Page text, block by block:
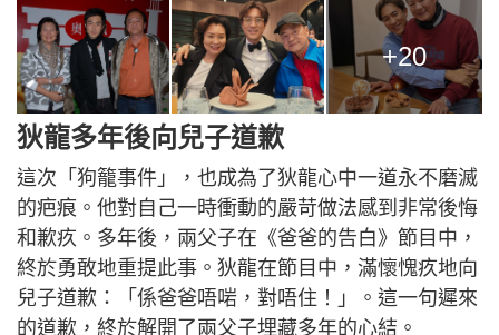
+20
狄龍多年後向兒子道歉
這次「狗籠事件」，也成為了狄龍心中一道永不磨滅
的疤痕。他對自己一時衝動的嚴苛做法感到非常後悔
和歉疚。多年後，兩父子在《爸爸的告白》節目中，
終於勇敢地重提此事。狄龍在節目中，滿懷愧疚地向
兒子道歉：「係爸爸唔啱，對唔住！」。這一句遲來
的道歉，終於解開了兩父子埋藏多年的心結。